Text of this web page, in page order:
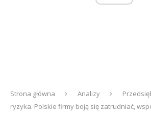
Strona główna Analizy
ryzyka. Polskie firmy boją się zatrudniać,